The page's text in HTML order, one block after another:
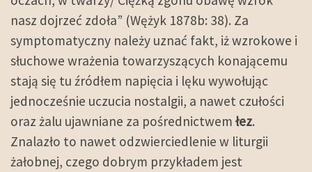
nasz dojrzeć zdoła” (Wężyk 1878b: 38). Za
symptomatyczny należy uznać fakt, iż wzrokowe i
słuchowe wrażenia towarzyszących konającemu
stają się tu źródłem napięcia i lęku wywołując
jednocześnie uczucia nostalgii, a nawet czułości
oraz żalu ujawniane za pośrednictwem łez.
Znalazło to nawet odzwierciedlenie w liturgii
żałobnej, czego dobrym przykładem jest